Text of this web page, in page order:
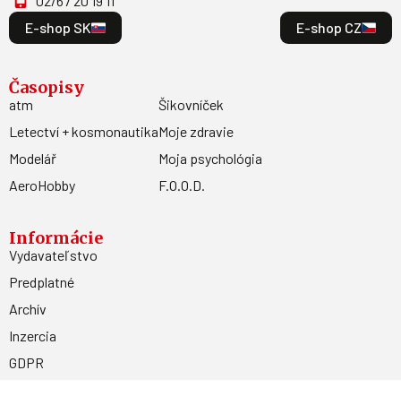
E-shop SK
E-shop CZ
Časopisy
atm
Letectví + kosmonautika
Modelář
AeroHobby
Šikovníček
Moje zdravie
Moja psychológia
F.O.O.D.
Informácie
Vydavateľstvo
Predplatné
Archív
Inzercia
GDPR